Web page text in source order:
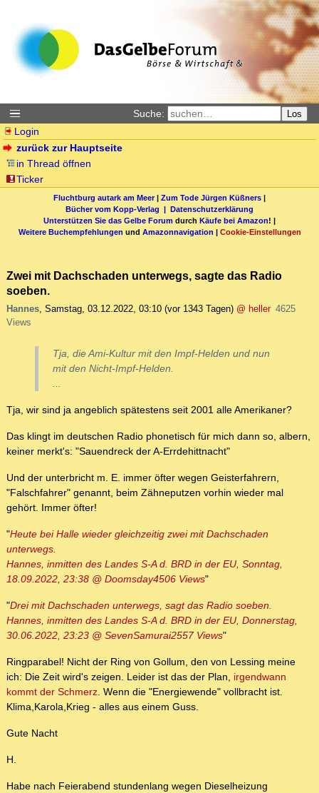
Suche: Los
Login
zurück zur Hauptseite
in Thread öffnen
Ticker
Fluchtburg autark am Meer| Zum Tode Jürgen Küßners |
Bücher vom Kopp-Verlag | Datenschutzerklärung
Unterstützen Sie das Gelbe Forum durch Käufe bei Amazon! |
Weitere Buchempfehlungen und Amazonnavigation | Cookie-Einstellungen
Zwei mit Dachschaden unterwegs, sagte das Radio
soeben.
Hannes, Samstag, 03.12.2022, 03:10 (vor 1343 Tagen) @ heller 4625
Views
Tja, die Ami-Kultur mit den Impf-Helden und nun
mit den Nicht-Impf-Helden.
...
Tja, wir sind ja angeblich spätestens seit 2001 alle Amerikaner?
Das klingt im deutschen Radio phonetisch für mich dann so, albern,
keiner merkt's: "Sauendreck der A-Errdehittnacht"
Und der unterbricht m. E. immer öfter wegen Geisterfahrern,
"Falschfahrer" genannt, beim Zähneputzen vorhin wieder mal
gehört. Immer öfter!
"Heute bei Halle wieder gleichzeitig zwei mit Dachschaden
unterwegs.
Hannes, inmitten des Landes S-A d. BRD in der EU, Sonntag,
18.09.2022, 23:38 @ Doomsday4506 Views"
"Drei mit Dachschaden unterwegs, sagt das Radio soeben.
Hannes, inmitten des Landes S-A d. BRD in der EU, Donnerstag,
30.06.2022, 23:23 @ SevenSamurai2557 Views"
Ringparabel! Nicht der Ring von Gollum, den von Lessing meine
ich: Die Zeit wird's zeigen. Leider ist das der Plan, irgendwann
kommt der Schmerz. Wenn die "Energiewende" vollbracht ist.
Klima,Karola,Krieg - alles aus einem Guss.
Gute Nacht
H.
Habe nach Feierabend stundenlang wegen Dieselheizung